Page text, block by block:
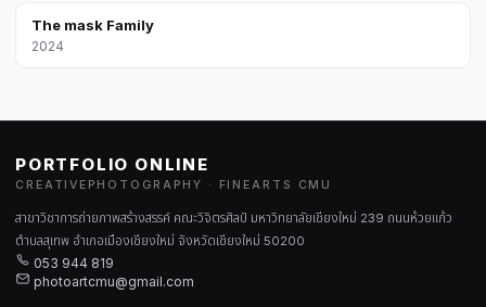
The mask Family
2024
PORTFOLIO ONLINE
CREATIVEPHOTOGRAPHY · FINEARTS CMU
สาขาวิชาการถ่ายภาพสร้างสรรค์ คณะวิจิตรศิลป์ มหาวิทยาลัยเชียงใหม่ 239 ถนนห้วยแก้ว
ตำบลสุเทพ อำเภอเมืองเชียงใหม่ จังหวัดเชียงใหม่ 50200
053 944 819
photoartcmu@gmail.com